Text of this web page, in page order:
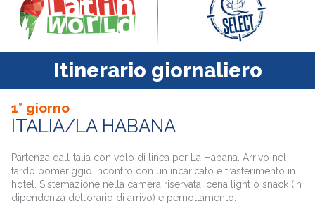
Itinerario giornaliero
1° giorno
ITALIA/LA HABANA
Partenza dall’Italia con volo di linea per La Habana. Arrivo nel
tardo pomeriggio incontro con un incaricato e trasferimento in
hotel. Sistemazione nella camera riservata, cena light o snack (in
dipendenza dell’orario di arrivo) e pernottamento.